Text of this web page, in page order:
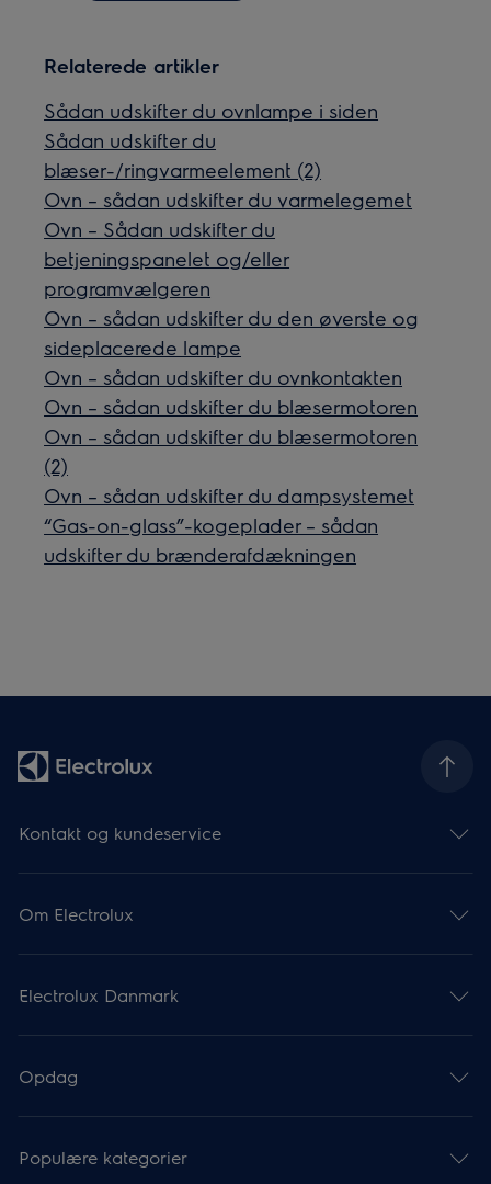
Relaterede artikler
Sådan udskifter du ovnlampe i siden
Sådan udskifter du
blæser-/ringvarmeelement (2)
Ovn – sådan udskifter du varmelegemet
Ovn – Sådan udskifter du
betjeningspanelet og/eller
programvælgeren
Ovn – sådan udskifter du den øverste og
sideplacerede lampe
Ovn – sådan udskifter du ovnkontakten
Ovn – sådan udskifter du blæsermotoren
Ovn – sådan udskifter du blæsermotoren
(2)
Ovn – sådan udskifter du dampsystemet
“Gas-on-glass”-kogeplader – sådan
udskifter du brænderafdækningen
Kontakt og kundeservice
Om Electrolux
Electrolux Danmark
Opdag
Populære kategorier